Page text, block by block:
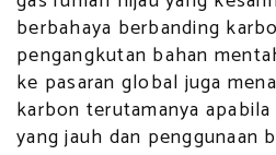
berbahaya berbanding
pengangkutan bahan
ke pasaran global juga
karbon terutamanya
yang jauh dan penggunaan